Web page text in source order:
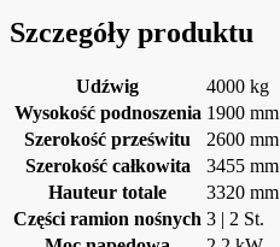
Szczegóły produktu
Udźwig
4000 kg
Wysokość podnoszenia 1900 mm
Szerokość prześwitu
2600 mm
Szerokość całkowita
3455 mm
Hauteur totale
3320 mm
Części ramion nośnych 3 | 2 St.